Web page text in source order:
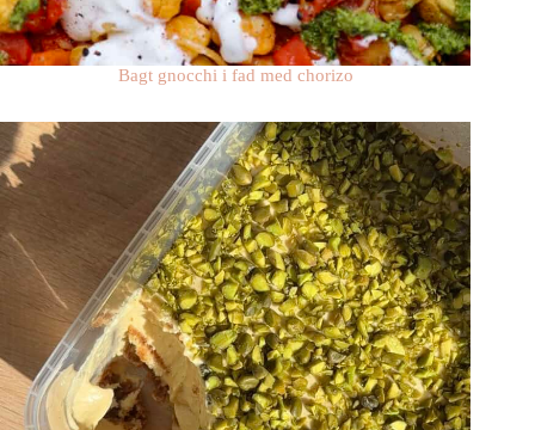
Bagt gnocchi i fad med chorizo